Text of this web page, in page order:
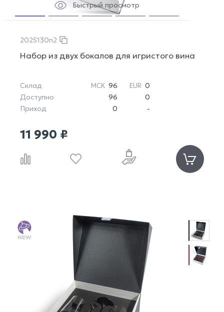
Быстрый просмотр
2025130n2
Набор из двух бокалов для игристого вина
Склад МСК 96 EUR 0
Доступно
96
0
Приход
0 -
11 990 ₽